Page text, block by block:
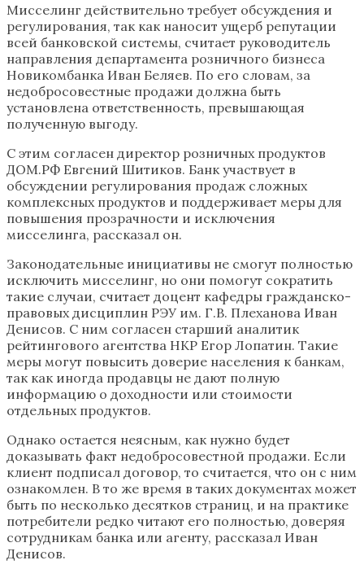
Мисселинг действительно требует обсуждения и
регулирования, так как наносит ущерб репутации
всей банковской системы, считает руководитель
направления департамента розничного бизнеса
Новикомбанка Иван Беляев. По его словам, за
недобросовестные продажи должна быть
установлена ответственность, превышающая
полученную выгоду.
С этим согласен директор розничных продуктов
ДОМ.РФ Евгений Шитиков. Банк участвует в
обсуждении регулирования продаж сложных
комплексных продуктов и поддерживает меры для
повышения прозрачности и исключения
мисселинга, рассказал он.
Законодательные инициативы не смогут полностью
исключить мисселинг, но они помогут сократить
такие случаи, считает доцент кафедры гражданско-
правовых дисциплин РЭУ им. Г.В. Плеханова Иван
Денисов. С ним согласен старший аналитик
рейтингового агентства НКР Егор Лопатин. Такие
меры могут повысить доверие населения к банкам,
так как иногда продавцы не дают полную
информацию о доходности или стоимости
отдельных продуктов.
Однако остается неясным, как нужно будет
доказывать факт недобросовестной продажи. Если
клиент подписал договор, то считается, что он с ним
ознакомлен. В то же время в таких документах может
быть по несколько десятков страниц, и на практике
потребители редко читают его полностью, доверяя
сотрудникам банка или агенту, рассказал Иван
Денисов.